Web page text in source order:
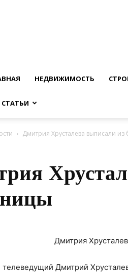
НЕДВИЖИМОСТЬ
СТАТЬИ
Дмитрия Хрусталева выписали
телеведущий Дмитрий